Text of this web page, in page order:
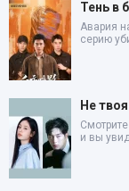
Тень в
Авария
серию
Не
и вы